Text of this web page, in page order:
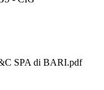
SPA di BARI.pdf